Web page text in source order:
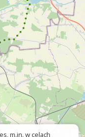
m.in. w celach